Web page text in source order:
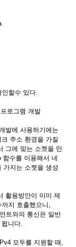
할수 있다.
로그램 개발
발에 사용하기에는
주소 환경을 가질
그에 맞는 소켓을 만
함수를 이용해서 네
가지는 소켓을 생성
활용방안이 이미 제
지 호출했으니,
트와의 통신은 일반
니다.
모두를 지원할 때,